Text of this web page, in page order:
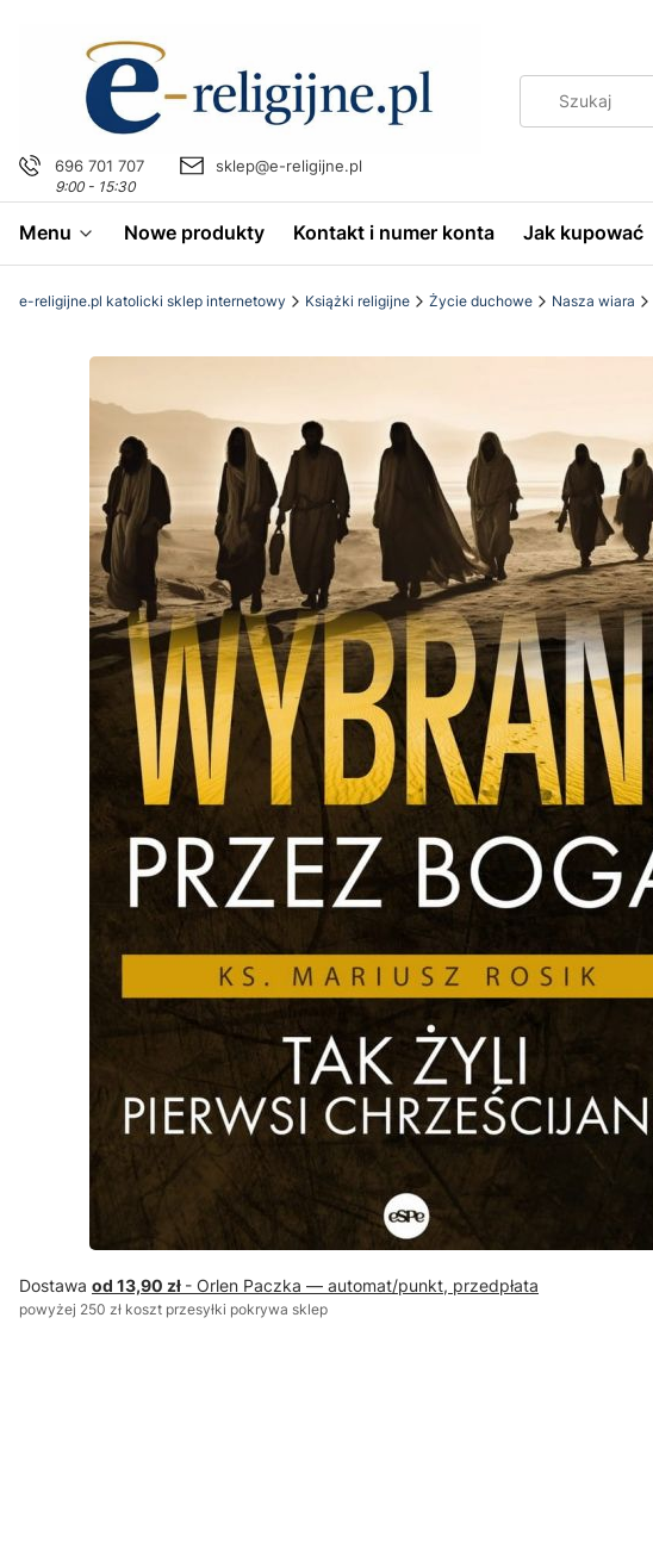
696 701 707
9:00 - 15:30
sklep@e-religijne.pl
Menu Nowe produkty Kontakt i numer konta Jak kupować
e-religijne.pl katolicki sklep internetowy Książki religijne Życie duchowe Nasza wiara
Dostawa od 13,90 zł - Orlen Paczka — automat/punkt, przedpłata
powyżej 250 zł koszt przesyłki pokrywa sklep